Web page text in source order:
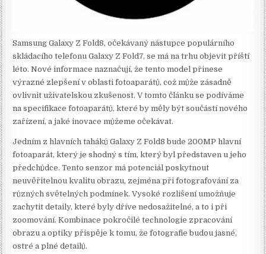
Samsung Galaxy Z Fold8, očekávaný nástupce populárního
skládacího telefonu Galaxy Z Fold7, se má na trhu objevit příští
léto. Nové informace naznačují, že tento model přinese
výrazné zlepšení v oblasti fotoaparátů, což může zásadně
ovlivnit uživatelskou zkušenost. V tomto článku se podíváme
na specifikace fotoaparátů, které by měly být součástí nového
zařízení, a jaké inovace můžeme očekávat.
Jedním z hlavních taháků Galaxy Z Fold8 bude 200MP hlavní
fotoaparát, který je shodný s tím, který byl představen u jeho
předchůdce. Tento senzor má potenciál poskytnout
neuvěřitelnou kvalitu obrazu, zejména při fotografování za
různých světelných podmínek. Vysoké rozlišení umožňuje
zachytit detaily, které byly dříve nedosažitelné, a to i při
zoomování. Kombinace pokročilé technologie zpracování
obrazu a optiky přispěje k tomu, že fotografie budou jasné,
ostré a plné detailů.